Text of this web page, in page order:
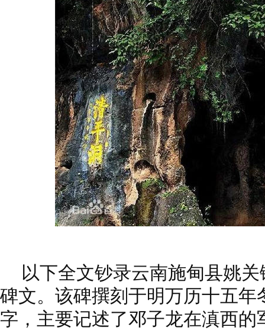
以下全文钞录云南施甸县姚
碑文。该碑撰刻于明万历十五年
字，主要记述了邓子龙在滇西的